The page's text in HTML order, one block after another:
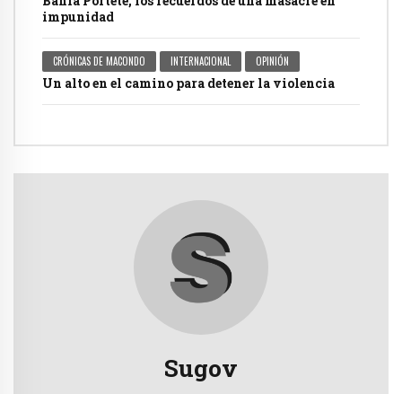
impunidad
CRÓNICAS DE MACONDO INTERNACIONAL OPINIÓN
Un alto en el camino para detener la violencia
Sugov